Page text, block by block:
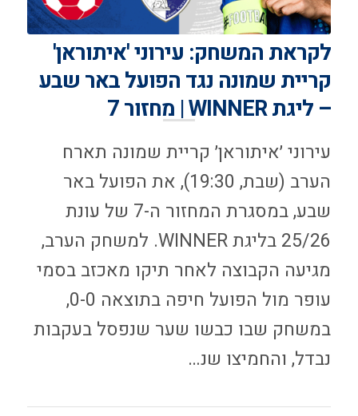
לקראת המשחק: עירוני 'איתוראן'
קריית שמונה נגד הפועל באר שבע
– ליגת WINNER | מחזור 7
עירוני ׳איתוראן׳ קריית שמונה תארח
הערב (שבת, 19:30), את הפועל באר
שבע, במסגרת המחזור ה-7 של עונת
25/26 בליגת WINNER. למשחק הערב,
מגיעה הקבוצה לאחר תיקו מאכזב בסמי
עופר מול הפועל חיפה בתוצאה 0-0,
במשחק שבו כבשו שער שנפסל בעקבות
נבדל, והחמיצו שנ…